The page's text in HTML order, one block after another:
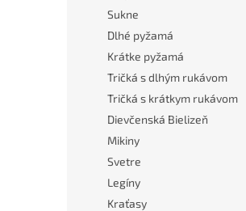
Sukne
Dlhé pyžamá
Krátke pyžamá
Tričká s dlhým rukávom
Tričká s krátkym rukávom
Dievčenská Bielizeň
Mikiny
Svetre
Legíny
Kraťasy